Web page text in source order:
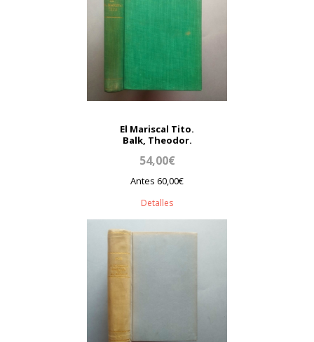
El Mariscal Tito.
Balk, Theodor.
54,00€
Antes 60,00€
Detalles